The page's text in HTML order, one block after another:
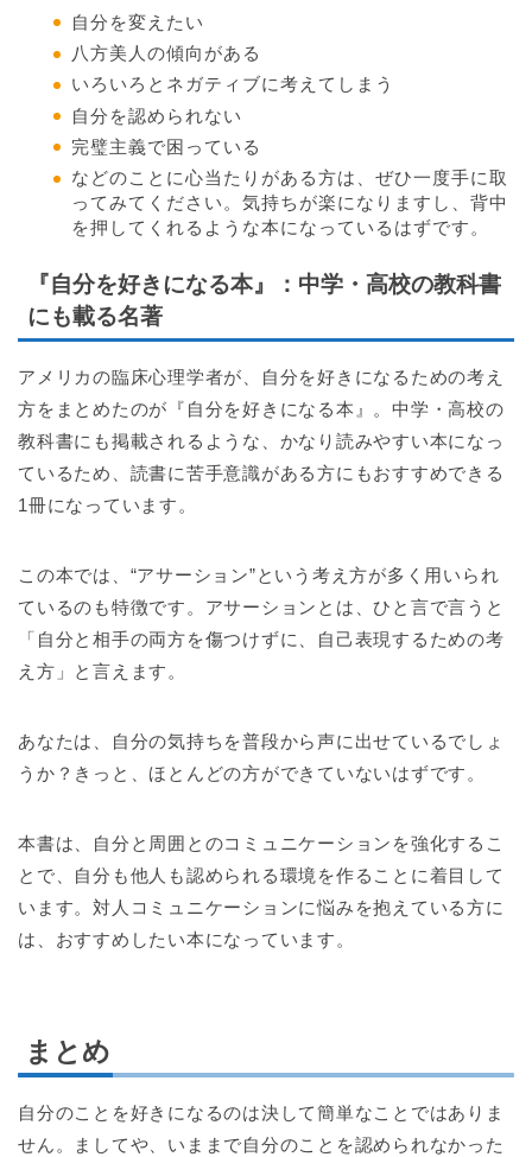
自分を変えたい
八方美人の傾向がある
いろいろとネガティブに考えてしまう
自分を認められない
完璧主義で困っている
などのことに心当たりがある方は、ぜひ一度手に取
ってみてください。気持ちが楽になりますし、背中
を押してくれるような本になっているはずです。
『自分を好きになる本』：中学・高校の教科書
にも載る名著
アメリカの臨床心理学者が、自分を好きになるための考え
方をまとめたのが『自分を好きになる本』。中学・高校の
教科書にも掲載されるような、かなり読みやすい本になっ
ているため、読書に苦手意識がある方にもおすすめできる
1冊になっています。
この本では、“アサーション”という考え方が多く用いられ
ているのも特徴です。アサーションとは、ひと言で言うと
「自分と相手の両方を傷つけずに、自己表現するための考
え方」と言えます。
あなたは、自分の気持ちを普段から声に出せているでしょ
うか？きっと、ほとんどの方ができていないはずです。
本書は、自分と周囲とのコミュニケーションを強化するこ
とで、自分も他人も認められる環境を作ることに着目して
います。対人コミュニケーションに悩みを抱えている方に
は、おすすめしたい本になっています。
まとめ
自分のことを好きになるのは決して簡単なことではありま
せん。ましてや、いままで自分のことを認められなかった